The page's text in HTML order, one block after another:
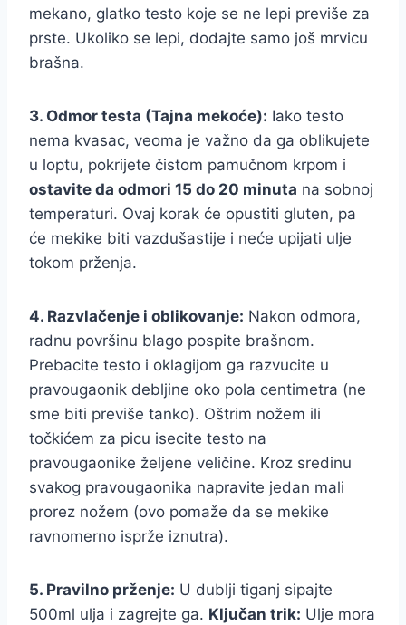
mekano, glatko testo koje se ne lepi previše za
prste. Ukoliko se lepi, dodajte samo još mrvicu
brašna.
3. Odmor testa (Tajna mekoće): Iako testo
nema kvasac, veoma je važno da ga oblikujete
u loptu, pokrijete čistom pamučnom krpom i
ostavite da odmori 15 do 20 minuta na sobnoj
temperaturi. Ovaj korak će opustiti gluten, pa
će mekike biti vazdušastije i neće upijati ulje
tokom prženja.
4. Razvlačenje i oblikovanje: Nakon odmora,
radnu površinu blago pospite brašnom.
Prebacite testo i oklagijom ga razvucite u
pravougaonik debljine oko pola centimetra (ne
sme biti previše tanko). Oštrim nožem ili
točkićem za picu isecite testo na
pravougaonike željene veličine. Kroz sredinu
svakog pravougaonika napravite jedan mali
prorez nožem (ovo pomaže da se mekike
ravnomerno isprže iznutra).
5. Pravilno prženje: U dublji tiganj sipajte
500ml ulja i zagrejte ga. Ključan trik: Ulje mora